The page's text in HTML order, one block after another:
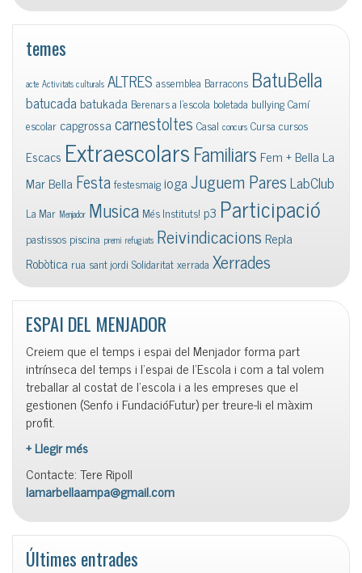
temes
acte Activitats culturals ALTRES assemblea Barracons BatuBella
batucadabatukada Berenars a l'escola boletada bullyingCamí
escolar capgrossacarnestoltes Casal concurs Cursa cursos
Escacs ExtraescolarsFamiliars Fem + Bella La
Mar Bella FestafestesmaigiogaJuguem ParesLabClub
La Mar Menjador Musica Més Instituts! p3 Participació
pastissos piscina premi refugiats Reivindicacions Repla
Robòtica rua sant jordi Solidaritatxerrada Xerrades
ESPAI DEL MENJADOR
Creiem que el temps i espai del Menjador forma part
intrínseca del temps i l’espai de l’Escola i com a tal volem
treballar al costat de l’escola i a les empreses que el
gestionen (Senfo i FundacióFutur) per treure-li el màxim
profit.
+ Llegir més
Contacte: Tere Ripoll
lamarbellaampa@gmail.com
Últimes entrades